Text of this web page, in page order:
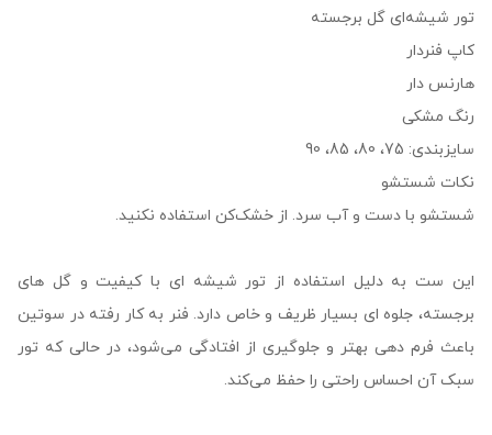
تور شیشه‌ای گل برجسته
کاپ فنردار
هارنس دار
رنگ مشکی
سایزبندی: 75، 80، 85، 90
نکات شستشو
شستشو با دست و آب سرد. از خشک‌کن استفاده نکنید.
این ست به دلیل استفاده از تور شیشه ‌ای با کیفیت و گل‌ های
برجسته، جلوه‌ ای بسیار ظریف و خاص دارد. فنر به‌ کار رفته در سوتین
باعث فرم‌ دهی بهتر و جلوگیری از افتادگی می‌شود، در حالی که تور
سبک آن احساس راحتی را حفظ می‌کند.